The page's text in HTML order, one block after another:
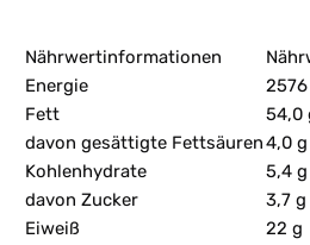
Nährwertinformationen
Energie
Fett
54,0
davon gesättigte Fettsäuren4,0 g
Kohlenhydrate
5,4 g
davon Zucker
3,7 g
Eiweiß
22 g